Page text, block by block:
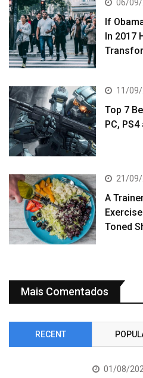
06/09/
If
In 2017
11/
Top 7
PC,
21/09/
A
Toned
Mais Comentados
RECENT
01/08/